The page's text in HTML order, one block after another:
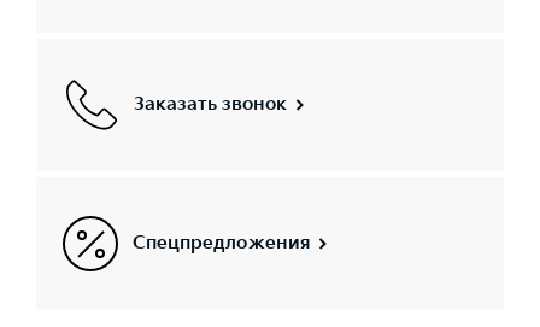
Заказать звонок
Спецпредложения